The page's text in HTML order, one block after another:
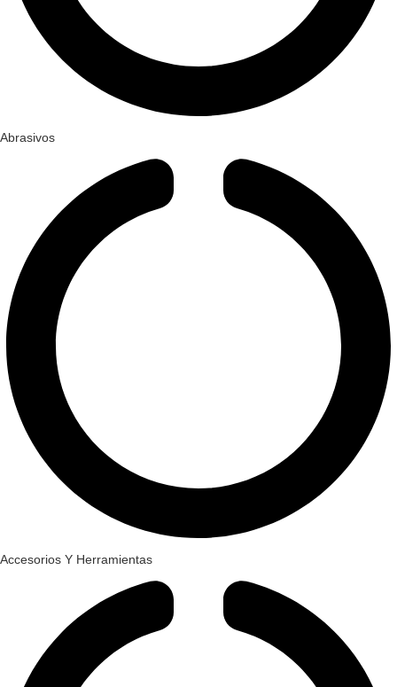
Abrasivos
Accesorios Y Herramientas